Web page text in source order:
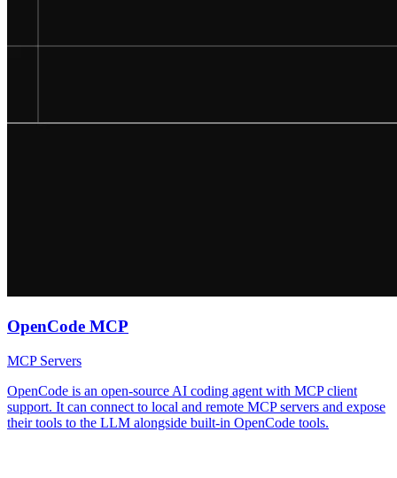
OpenCode MCP
MCP Servers
OpenCode is an open-source AI coding agent with MCP client
support. It can connect to local and remote MCP servers and expose
their tools to the LLM alongside built-in OpenCode tools.